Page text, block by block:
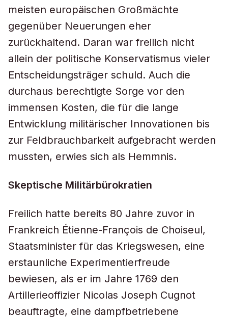
meisten europäischen Großmächte
gegenüber Neuerungen eher
zurückhaltend. Daran war freilich nicht
allein der politische Konservatismus vieler
Entscheidungsträger schuld. Auch die
durchaus berechtigte Sorge vor den
immensen Kosten, die für die lange
Entwicklung militärischer Innovationen bis
zur Feldbrauchbarkeit aufgebracht werden
mussten, erwies sich als Hemmnis.
Skeptische Militärbürokratien
Freilich hatte bereits 80 Jahre zuvor in
Frankreich Étienne-François de Choiseul,
Staatsminister für das Kriegswesen, eine
erstaunliche Experimentierfreude
bewiesen, als er im Jahre 1769 den
Artillerieoffizier Nicolas Joseph Cugnot
beauftragte, eine dampfbetriebene